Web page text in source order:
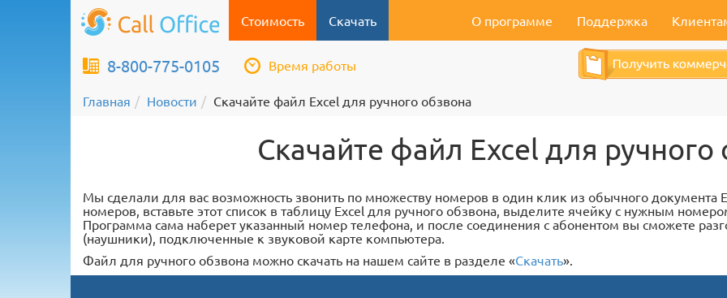
Стоимость Скачать О программе Поддержка
8-800-775-0105 Время работы
Главная Новости Скачайте файл Excel для ручного обзвона
Скачайте файл Excel для ручного
Мы сделали для вас возможность звонить по множеству номеров в один клик из обычного документа
номеров, вставьте этот список в таблицу Excel для ручного обзвона, выделите ячейку с нужным
Программа сама наберет указанный номер телефона, и после соединения с абонентом вы сможете
(наушники), подключенные к звуковой карте компьютера.
Файл для ручного обзвона можно скачать на нашем сайте в разделе «Скачать».